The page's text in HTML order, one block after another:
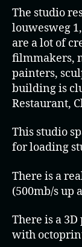
The studio
louwesweg
are a lot of
filmmakers,
painters,
building is
Restaurant,
This studio
for loading
There is a
(500mb/s up
There is a
with